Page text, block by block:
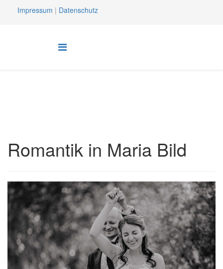
Impressum | Datenschutz
Romantik in Maria Bild